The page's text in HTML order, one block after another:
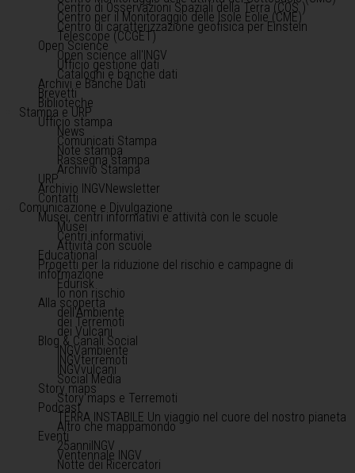
Centro di Osservazioni Spaziali della Terra (COS )
Centro per il Monitoraggio delle Isole Eolie (CME)
Centro di caratterizzazione geofisica per Einstein
Telescope (CCGET)
Open Science
Open science all'INGV
Ufficio gestione dati
Cataloghi e banche dati
Archivi e Banche Dati
Brevetti
Biblioteche
Stampa e URP
Ufficio stampa
News
Comunicati Stampa
Note stampa
Rassegna stampa
Archivio Stampa
URP
Archivio INGVNewsletter
Contatti
Comunicazione e Divulgazione
Musei, centri informativi e attività con le scuole
Musei
Centri informativi
Attività con scuole
Educational
Progetti per la riduzione del rischio e campagne di
informazione
Edurisk
Io non rischio
Alla scoperta
dell'Ambiente
dei Terremoti
dei Vulcani
Blog & Canali Social
INGVambiente
INGVterremoti
INGVvulcani
Social Media
Story maps
Story maps e Terremoti
Podcast
TERRA INSTABILE Un viaggio nel cuore del nostro pianeta
Altro che mappamondo
Eventi
25anniINGV
Ventennale INGV
Notte dei Ricercatori